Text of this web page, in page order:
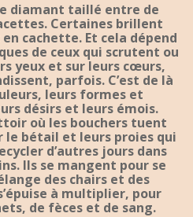
diamant taillé entre de
Certaines brillent
cachette. Et cela dépend
de ceux qui scrutent ou
yeux et sur leurs cœurs,
parfois. C’est de là
leurs formes et
désirs et leurs émois.
où les bouchers tuent
bétail et leurs proies qui
d’autres jours dans
Ils se mangent pour se
des chairs et des
à multiplier, pour
de fèces et de sang.